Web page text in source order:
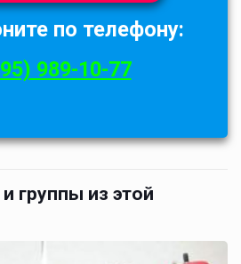
по телефону:
989-10-77
группы из этой